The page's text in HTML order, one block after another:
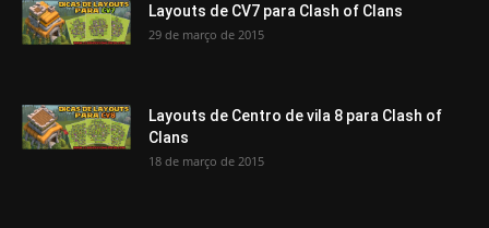
Layouts de CV7 para Clash of Clans
29 de março de 2015
Layouts de Centro de vila 8 para Clash of
Clans
18 de março de 2015